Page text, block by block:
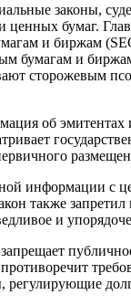
законы,
бумаг.
и биржам
бумагам и
сторожевым
об
информации с
также
и
регулирующие